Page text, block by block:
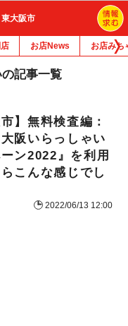
東大阪市
お店News お店みち
記事一覧
市】無料検査編：
阪いらっしゃい
ン2022』を利用
こんな感じでし
2022/06/13 12:00